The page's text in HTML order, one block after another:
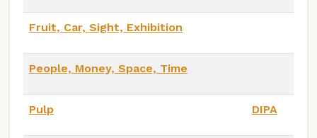
Fruit, Car, Sight, Exhibition
People, Money, Space, Time
Pulp DIPA